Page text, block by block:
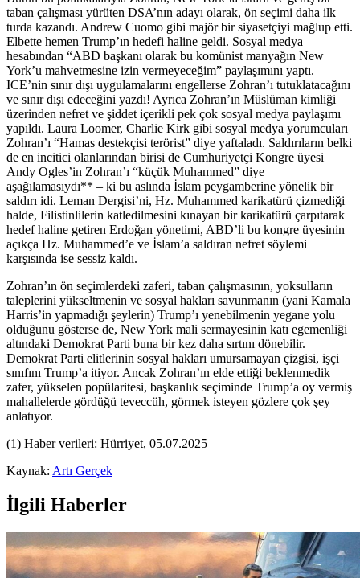
taban çalışması yürüten DSA’nın adayı olarak, ön seçimi daha ilk
turda kazandı. Andrew Cuomo gibi majör bir siyasetçiyi mağlup etti.
Elbette hemen Trump’ın hedefi haline geldi. Sosyal medya
hesabından “ABD başkanı olarak bu komünist manyağın New
York’u mahvetmesine izin vermeyeceğim” paylaşımını yaptı.
ICE’nin sınır dışı uygulamalarını engellerse Zohran’ı tutuklatacağını
ve sınır dışı edeceğini yazdı! Ayrıca Zohran’ın Müslüman kimliği
üzerinden nefret ve şiddet içerikli pek çok sosyal medya paylaşımı
yapıldı. Laura Loomer, Charlie Kirk gibi sosyal medya yorumcuları
Zohran’ı “Hamas destekçisi terörist” diye yaftaladı. Saldırıların belki
de en incitici olanlarından birisi de Cumhuriyetçi Kongre üyesi
Andy Ogles’in Zohran’ı “küçük Muhammed” diye
aşağılamasıydı** – ki bu aslında İslam peygamberine yönelik bir
saldırı idi. Leman Dergisi’ni, Hz. Muhammed karikatürü çizmediği
halde, Filistinlilerin katledilmesini kınayan bir karikatürü çarpıtarak
hedef haline getiren Erdoğan yönetimi, ABD’li bu kongre üyesinin
açıkça Hz. Muhammed’e ve İslam’a saldıran nefret söylemi
karşısında ise sessiz kaldı.
Zohran’ın ön seçimlerdeki zaferi, taban çalışmasının, yoksulların
taleplerini yükseltmenin ve sosyal hakları savunmanın (yani Kamala
Harris’in yapmadığı şeylerin) Trump’ı yenebilmenin yegane yolu
olduğunu gösterse de, New York mali sermayesinin katı egemenliği
altındaki Demokrat Parti buna bir kez daha sırtını dönebilir.
Demokrat Parti elitlerinin sosyal hakları umursamayan çizgisi, işçi
sınıfını Trump’a itiyor. Ancak Zohran’ın elde ettiği beklenmedik
zafer, yükselen popülaritesi, başkanlık seçiminde Trump’a oy vermiş
mahallelerde gördüğü teveccüh, görmek isteyen gözlere çok şey
anlatıyor.
(1) Haber verileri: Hürriyet, 05.07.2025
Kaynak: Artı Gerçek
İlgili Haberler